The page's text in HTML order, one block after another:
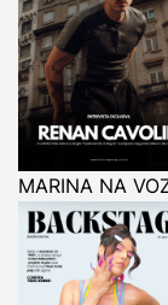
MARINA NA